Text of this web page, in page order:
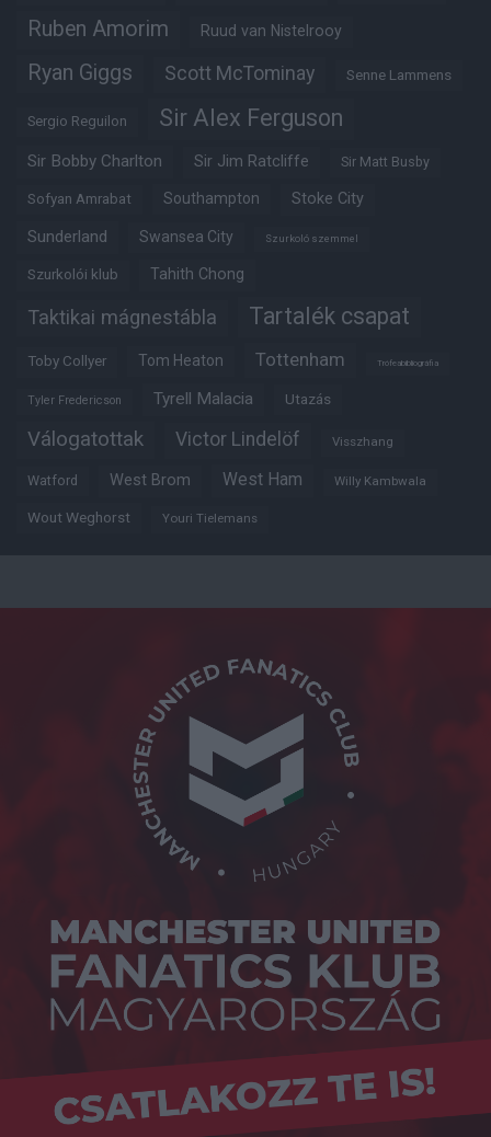
Ruben Amorim Ruud van Nistelrooy
Ryan Giggs Scott McTominay Senne Lammens
Sergio Reguilon Sir Alex Ferguson
Sir Bobby Charlton Sir Jim Ratcliffe Sir Matt Busby
Sofyan Amrabat Southampton Stoke City
Sunderland Swansea City Szurkoló szemmel
Szurkolói klub Tahith Chong
Taktikai mágnestábla Tartalék csapat
Toby Collyer Tom Heaton Tottenham Trófeabibliográfia
Tyler Fredericson Tyrell Malacia Utazás
Válogatottak Victor Lindelöf Visszhang
Watford West Brom West Ham Willy Kambwala
Wout Weghorst Youri Tielemans